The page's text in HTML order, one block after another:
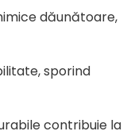
dăunătoare,
sporind
contribuie la